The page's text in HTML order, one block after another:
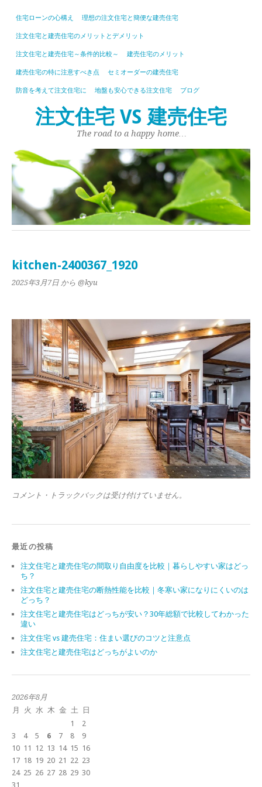
住宅ローンの心構え 理想の注文住宅と簡便な建売住宅
注文住宅と建売住宅のメリットとデメリット
注文住宅と建売住宅～条件的比較～ 建売住宅のメリット
建売住宅の特に注意すべき点 セミオーダーの建売住宅
防音を考えて注文住宅に 地盤も安心できる注文住宅 ブログ
注文住宅 VS 建売住宅
The road to a happy home…
kitchen-2400367_1920
2025年3月7日 から @kyu
コメント・トラックバックは受け付けていません。
最近の投稿
注文住宅と建売住宅の間取り自由度を比較｜暮らしやすい家はどっ
ち？
注文住宅と建売住宅の断熱性能を比較｜冬寒い家になりにくいのは
どっち？
注文住宅と建売住宅はどっちが安い？30年総額で比較してわかった
違い
注文住宅 vs 建売住宅：住まい選びのコツと注意点
注文住宅と建売住宅はどっちがよいのか
2026年8月
月
火 水 木 金 土
日
1
2
3
4 5 6 7 8
9
10 11 12 13 14 15 16
17 18 19 20 21 22 23
24 25 26 27 28 29 30
31